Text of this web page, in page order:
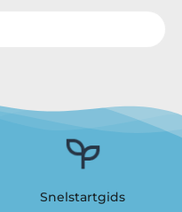
Snelstartgids